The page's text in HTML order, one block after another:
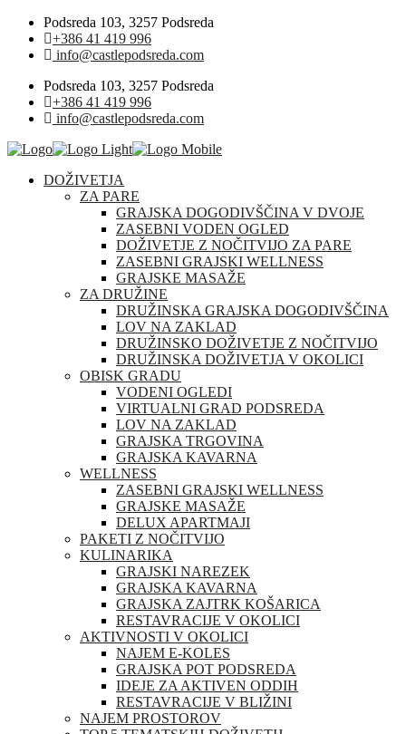
Podsreda 103, 3257 Podsreda
+386 41 419 996
info@castlepodsreda.com
Podsreda 103, 3257 Podsreda
+386 41 419 996
info@castlepodsreda.com
DOŽIVETJA
ZA PARE
GRAJSKA DOGODIVŠČINA V DVOJE
ZASEBNI VODEN OGLED
DOŽIVETJE Z NOČITVIJO ZA PARE
ZASEBNI GRAJSKI WELLNESS
GRAJSKE MASAŽE
ZA DRUŽINE
DRUŽINSKA GRAJSKA DOGODIVŠČINA
LOV NA ZAKLAD
DRUŽINSKO DOŽIVETJE Z NOČITVIJO
DRUŽINSKA DOŽIVETJA V OKOLICI
OBISK GRADU
VODENI OGLEDI
VIRTUALNI GRAD PODSREDA
LOV NA ZAKLAD
GRAJSKA TRGOVINA
GRAJSKA KAVARNA
WELLNESS
ZASEBNI GRAJSKI WELLNESS
GRAJSKE MASAŽE
DELUX APARTMAJI
PAKETI Z NOČITVIJO
KULINARIKA
GRAJSKI NAREZEK
GRAJSKA KAVARNA
GRAJSKA ZAJTRK KOŠARICA
RESTAVRACIJE V OKOLICI
AKTIVNOSTI V OKOLICI
NAJEM E-KOLES
GRAJSKA POT PODSREDA
IDEJE ZA AKTIVEN ODDIH
RESTAVRACIJE V BLIŽINI
NAJEM PROSTOROV